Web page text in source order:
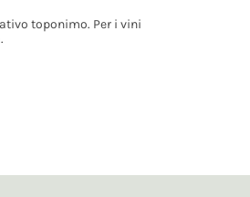
toponimo. Per i vini